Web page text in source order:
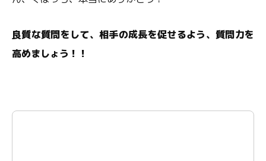
良質な質問をして、相手の成長を促せるよう、質問力を
高めましょう！！